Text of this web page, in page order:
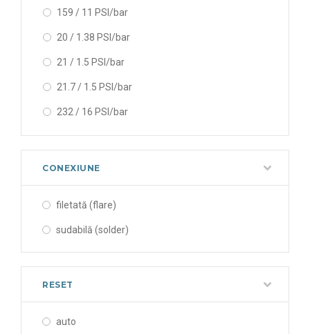
290 / 20 PSI/bar
304 / 21 PSI/bar
32 / 2.2 PSI/bar
329 / 22.7 PSI/bar
348 / 24 PSI/bar
400 / 27.58 PSI/bar
7 / 0.5 PSI/bar
159 / 11 PSI/bar
20 / 1.38 PSI/bar
21 / 1.5 PSI/bar
21.7 / 1.5 PSI/bar
232 / 16 PSI/bar
24 / 1.7 PSI/bar
250 /17.23 PSI/bar
261 / 18 PSI/bar
290 / 20 PSI/bar
333 / 23 PSI/bar
CONEXIUNE
filetată (flare)
sudabilă (solder)
RESET
auto